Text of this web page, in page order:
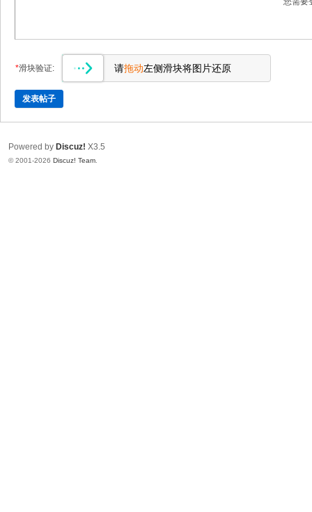
*滑块验证: 请拖动左侧滑块将图片还原
发表帖子
Powered by Discuz! X3.5
© 2001-2026 Discuz! Team